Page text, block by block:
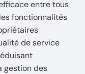
entre tous
fonctionnalités
de service
gestion des